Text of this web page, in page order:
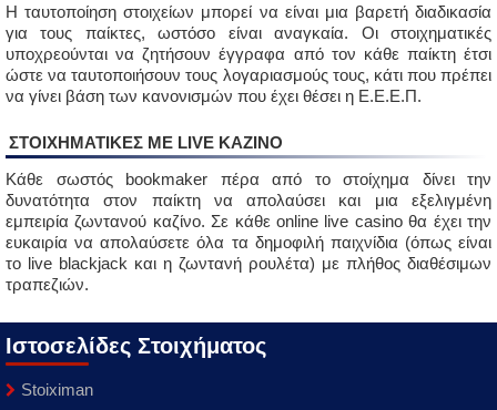
Η ταυτοποίηση στοιχείων μπορεί να είναι μια βαρετή διαδικασία
για τους παίκτες, ωστόσο είναι αναγκαία. Οι στοιχηματικές
υποχρεούνται να ζητήσουν έγγραφα από τον κάθε παίκτη έτσι
ώστε να ταυτοποιήσουν τους λογαριασμούς τους, κάτι που πρέπει
να γίνει βάση των κανονισμών που έχει θέσει η Ε.Ε.Ε.Π.
ΣΤΟΙΧΗΜΑΤΙΚΈΣ ΜΕ LIVE ΚΑΖΙΝΟ
Κάθε σωστός bookmaker πέρα από το στοίχημα δίνει την
δυνατότητα στον παίκτη να απολαύσει και μια εξελιγμένη
εμπειρία ζωντανού καζίνο. Σε κάθε online live casino θα έχει την
ευκαιρία να απολαύσετε όλα τα δημοφιλή παιχνίδια (όπως είναι
το live blackjack και η ζωντανή ρουλέτα) με πλήθος διαθέσιμων
τραπεζιών.
Ιστοσελίδες Στοιχήματος
Stoiximan